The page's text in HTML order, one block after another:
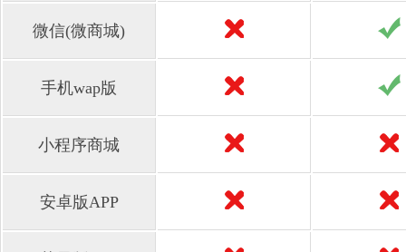
微信(微商城)
手机wap版
小程序商城
安卓版APP